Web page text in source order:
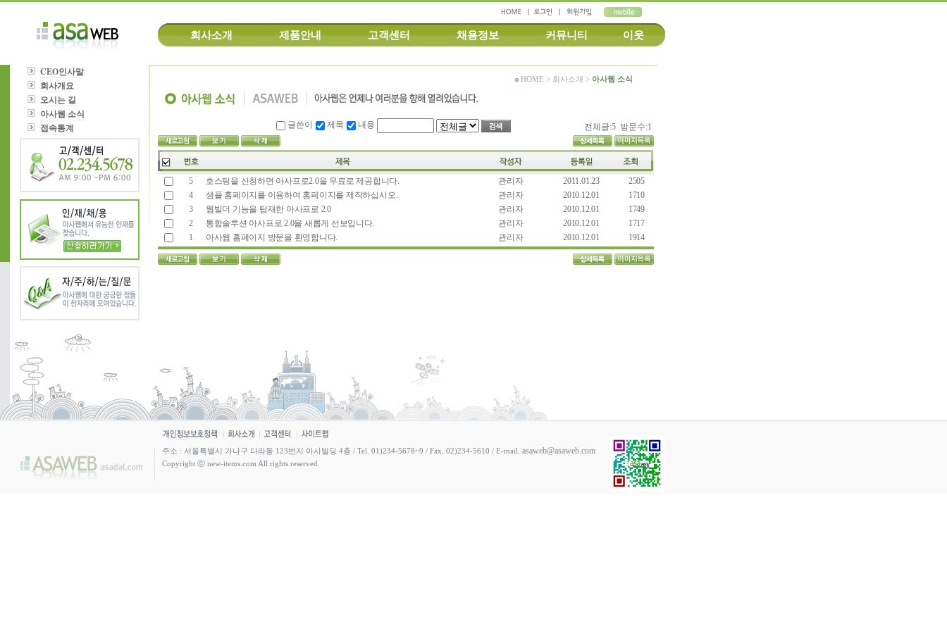
회사소개 제품안내 고객센터 채용정보 커뮤니티 이웃
CEO인사말
회사개요
오시는 길
아사웹 소식
접속통계
HOME > 회사소개 > 아사웹 소식
글쓴이 제목 내용 전체글:5 방문수:1
5 호스팅을 신청하면 아사프로2.0을 무료로 제공합니다. 관리자 2011.01.23
2505
4
샘플 홈페이지를 이용하여 홈페이지를 제작하십시오. 관리자 2010.12.01
1710
3
웹빌더 기능을 탑재한 아사프로 2.0 관리자 2010.12.01
1749
2
통합솔루션 아사프로 2.0을 새롭게 선보입니다. 관리자 2010.12.01
1717
1
아사웹 홈페이지 방문을 환영합니다. 관리자 2010.12.01 1914
주소 : 서울특별시 가나구 다라동 123번지 아사빌딩 4층 / Tel. 01)234-5678~9 / Fax. 02)234-5610 / E-mail. asaweb@asaweb.com
Copyright ⓒ new-items.com All rights reserved.